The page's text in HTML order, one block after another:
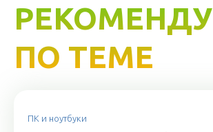
ПО ТЕМЕ
ПК и ноутбуки